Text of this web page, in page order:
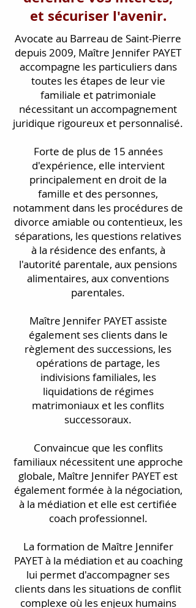
et sécuriser l'avenir.
Avocate au Barreau de Saint-Pierre
depuis 2009, Maître Jennifer PAYET
accompagne les particuliers dans
toutes les étapes de leur vie
familiale et patrimoniale
nécessitant un accompagnement
juridique rigoureux et personnalisé.
Forte de plus de 15 années
d'expérience, elle intervient
principalement en droit de la
famille et des personnes,
notamment dans les procédures de
divorce amiable ou contentieux, les
séparations, les questions relatives
à la résidence des enfants, à
l'autorité parentale, aux pensions
alimentaires, aux conventions
parentales.
Maître Jennifer PAYET assiste
également ses clients dans le
règlement des successions, les
opérations de partage, les
indivisions familiales, les
liquidations de régimes
matrimoniaux et les conflits
successoraux.
Convaincue que les conflits
familiaux nécessitent une approche
globale, Maître Jennifer PAYET est
également formée à la négociation,
à la médiation et elle est certifiée
coach professionnel.
La formation de Maître Jennifer
PAYET à la médiation et au coaching
lui permet d'accompagner ses
clients dans les situations de conflit
complexe où les enjeux humains